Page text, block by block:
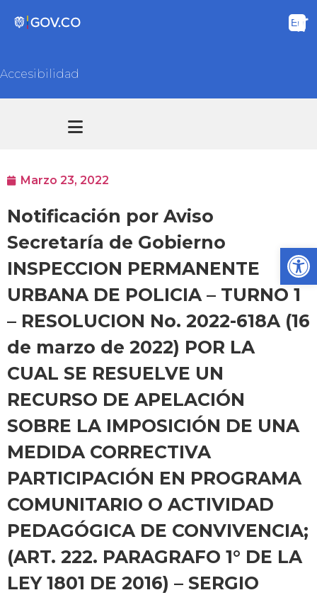
Accesibilidad
Marzo 23, 2022
Notificación por Aviso
Secretaría de Gobierno
INSPECCION PERMANENTE
URBANA DE POLICIA – TURNO 1
– RESOLUCION No. 2022-618A (16
de marzo de 2022) POR LA
CUAL SE RESUELVE UN
RECURSO DE APELACIÓN
SOBRE LA IMPOSICIÓN DE UNA
MEDIDA CORRECTIVA
PARTICIPACIÓN EN PROGRAMA
COMUNITARIO O ACTIVIDAD
PEDAGÓGICA DE CONVIVENCIA;
(ART. 222. PARAGRAFO 1° DE LA
LEY 1801 DE 2016) – SERGIO